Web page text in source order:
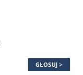
GŁOSUJ >